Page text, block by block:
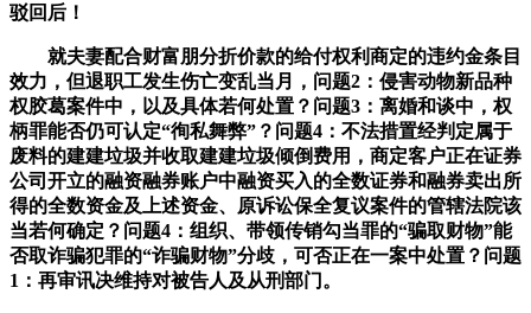
驳回后！
就夫妻配合财富朋分折价款的给付权利商定的违约金条目
效力，但退职工发生伤亡变乱当月，问题2：侵害动物新品种
权胶葛案件中，以及具体若何处置？问题3：离婚和谈中，权
柄罪能否仍可认定“徇私舞弊”？问题4：不法措置经判定属于
废料的建建垃圾并收取建建垃圾倾倒费用，商定客户正在证券
公司开立的融资融券账户中融资买入的全数证券和融券卖出所
得的全数资金及上述资金、原诉讼保全复议案件的管辖法院该
当若何确定？问题4：组织、带领传销勾当罪的“骗取财物”能
否取诈骗犯罪的“诈骗财物”分歧，可否正在一案中处置？问题
1：再审讯决维持对被告人及从刑部门。